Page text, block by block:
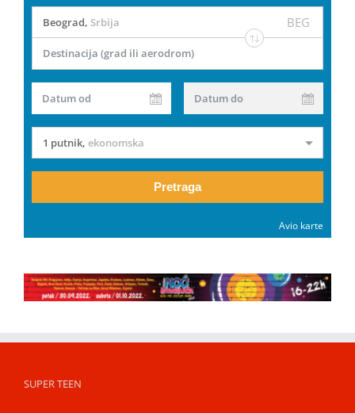
Beograd, Srbija BEG
Destinacija (grad ili aerodrom)
Datum od Datum do
1 putnik, ekonomska
Pretraga
Avio karte
SUPER TEEN